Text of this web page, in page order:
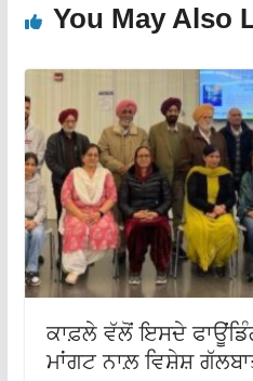
You May Also
ਕਾਫ਼ਲੇ ਵੱਲੋਂ ਇਸਦੇ
ਮਾਂਗਟ ਨਾਲ਼ ਵਿਸ਼ੇਸ਼